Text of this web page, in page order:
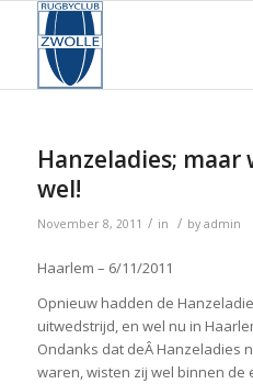
Hanzeladies;
wel!
November 8, 2011 / in / by admin
Haarlem – 6/11/2011
Opnieuw hadden de
uitwedstrijd, en wel nu in
Ondanks dat deÂ Hanzeladies
waren, wisten zij wel binnen